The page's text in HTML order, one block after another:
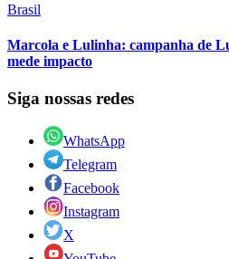
Brasil
Marcola e Lulinha: campanha de
mede impacto
Siga nossas redes
WhatsApp
Telegram
Facebook
Instagram
X